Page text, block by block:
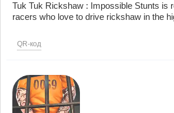
Tuk Tuk Rickshaw : Impossible Stunts is
racers who love to drive rickshaw in the
QR-код